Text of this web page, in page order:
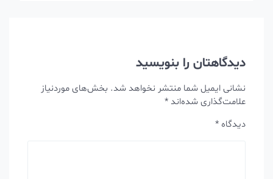
دیدگاهتان را بنویسید
نشانی ایمیل شما منتشر نخواهد شد.بخش‌های موردنیاز
علامت‌گذاری شده‌اند*
دیدگاه*